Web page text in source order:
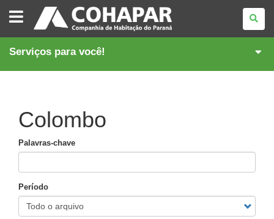
COMPANHIA
DE
HABITAÇÃO
DO
Serviços para você!
Colombo
Palavras-chave
Período